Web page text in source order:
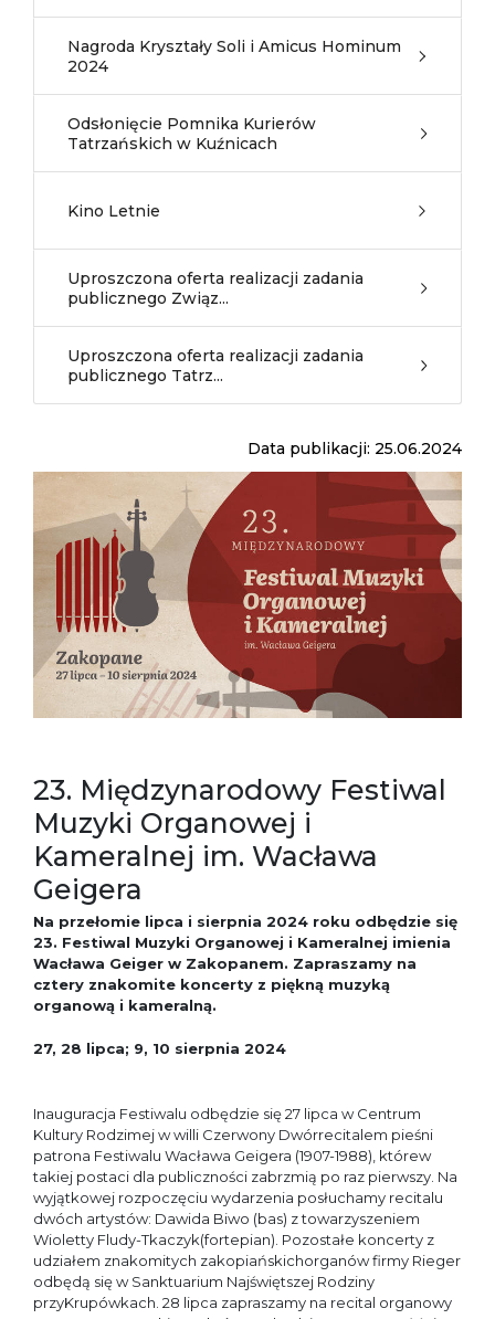
Nagroda Kryształy Soli i Amicus Hominum
2024
Odsłonięcie Pomnika Kurierów
Tatrzańskich w Kuźnicach
Kino Letnie
Uproszczona oferta realizacji zadania
publicznego Związ...
Uproszczona oferta realizacji zadania
publicznego Tatrz...
Data publikacji: 25.06.2024
23. Międzynarodowy Festiwal
Muzyki Organowej i
Kameralnej im. Wacława
Geigera
Na przełomie lipca i sierpnia 2024 roku odbędzie się
23. Festiwal Muzyki Organowej i Kameralnej imienia
Wacława Geiger w Zakopanem. Zapraszamy na
cztery znakomite koncerty z piękną muzyką
organową i kameralną.
27, 28 lipca; 9, 10 sierpnia 2024
Inauguracja Festiwalu odbędzie się 27 lipca w Centrum
Kultury Rodzimej w willi Czerwony Dwórrecitalem pieśni
patrona Festiwalu Wacława Geigera (1907-1988), którew
takiej postaci dla publiczności zabrzmią po raz pierwszy. Na
wyjątkowej rozpoczęciu wydarzenia posłuchamy recitalu
dwóch artystów: Dawida Biwo (bas) z towarzyszeniem
Wioletty Fludy-Tkaczyk(fortepian). Pozostałe koncerty z
udziałem znakomitych zakopiańskichorganów firmy Rieger
odbędą się w Sanktuarium Najświętszej Rodziny
przyKrupówkach. 28 lipca zapraszamy na recital organowy